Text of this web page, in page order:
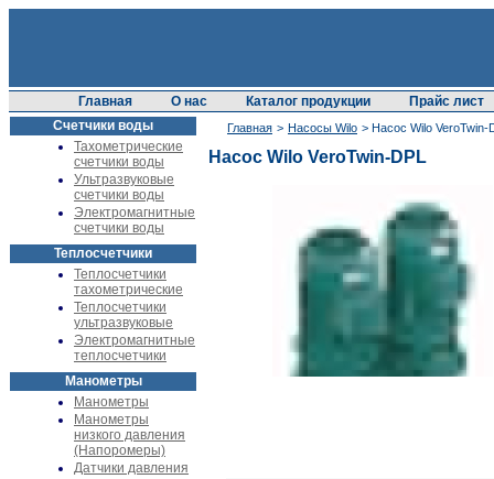
Главная О нас Каталог продукции
Прайс лист
Счетчики воды
Тахометрические
счетчики воды
Ультразвуковые
счетчики воды
Электромагнитные
счетчики воды
Теплосчетчики
Теплосчетчики
тахометрические
Теплосчетчики
ультразвуковые
Электромагнитные
теплосчетчики
Манометры
Манометры
Манометры
низкого давления
(Напоромеры)
Датчики давления
Главная > Насосы Wilo > Насос Wilo VeroTwin-
Насос Wilo VeroTwin-DPL